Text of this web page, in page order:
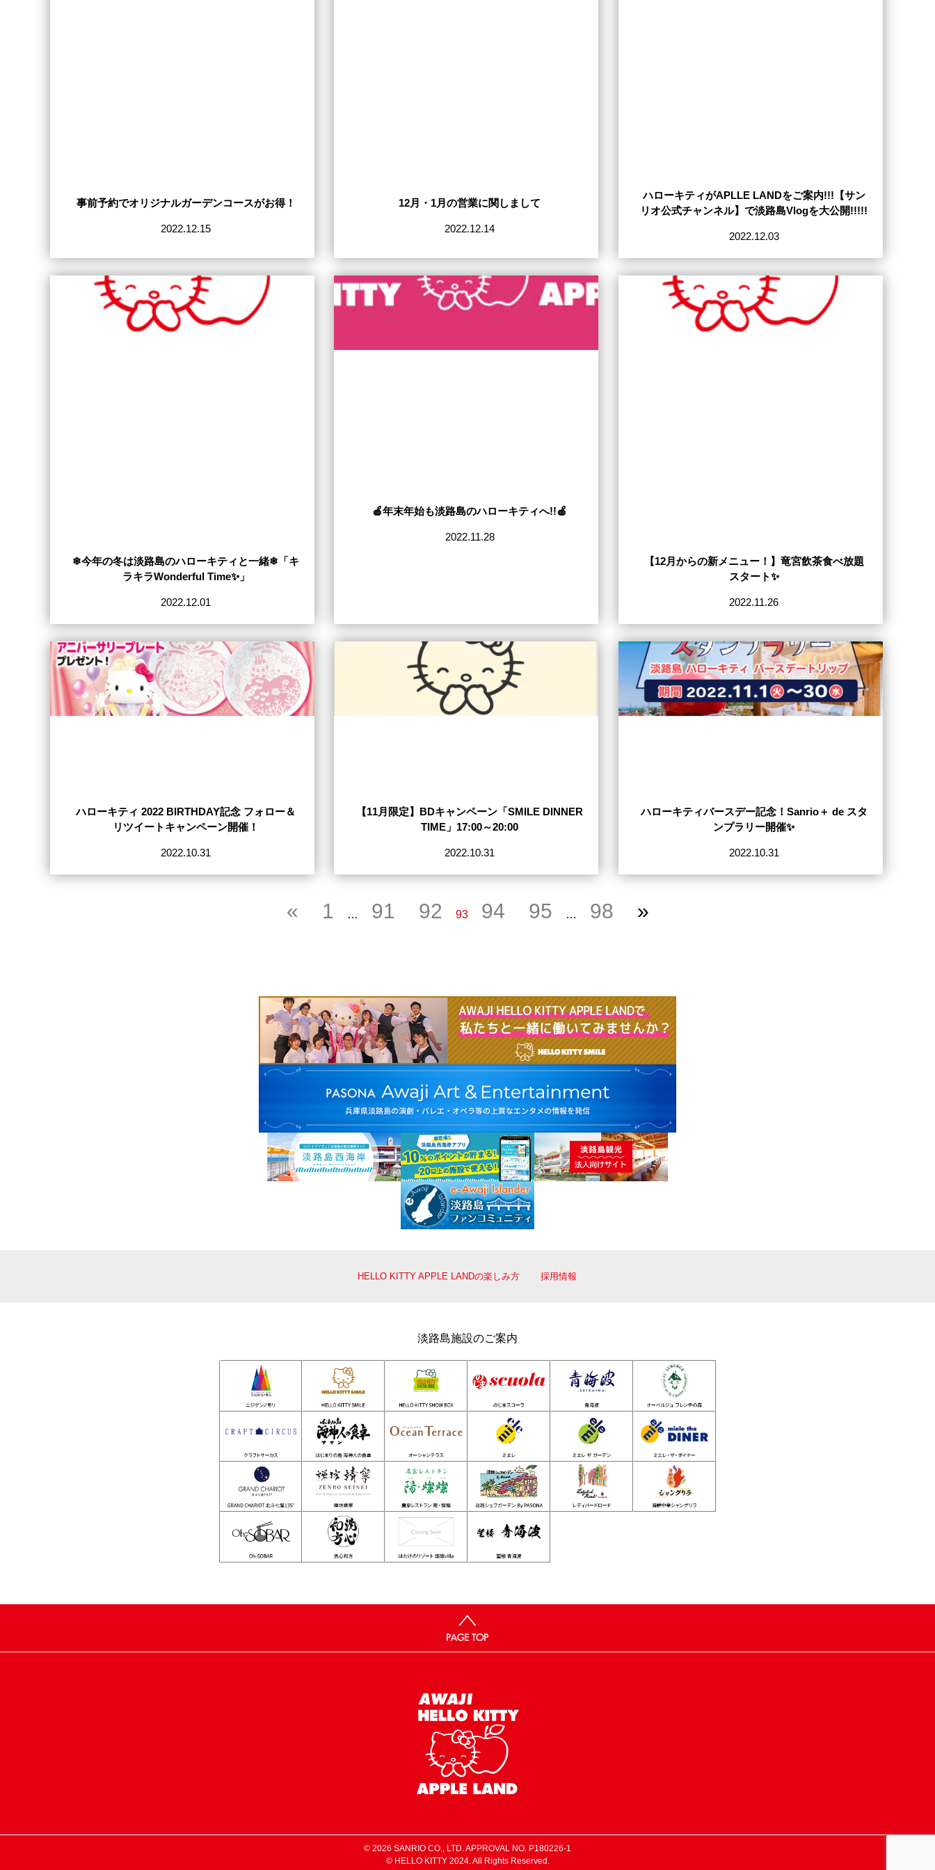
事前予約でオリジナルガーデンコースがお得！
2022.12.15
12月・1月の営業に関しまして
2022.12.14
ハローキティがAPLLE LANDをご案内!!!【サン
リオ公式チャンネル】で淡路島Vlogを大公開!!!!!
2022.12.03
❄今年の冬は淡路島のハローキティと一緒❄「キ
ラキラWonderful Time✨」
2022.12.01
🍎年末年始も淡路島のハローキティへ!!🍎
2022.11.28
【12月からの新メニュー！】竜宮飲茶食べ放題
スタート✨
2022.11.26
ハローキティ 2022 BIRTHDAY記念 フォロー＆
リツイートキャンペーン開催！
2022.10.31
【11月限定】BDキャンペーン「SMILE DINNER
TIME」17:00～20:00
2022.10.31
ハローキティバースデー記念！Sanrio＋ de スタ
ンプラリー開催✨
2022.10.31
« 1 … 91 92 93 94 95 … 98 »
HELLO KITTY APPLE LANDの楽しみ方 採用情報
淡路島施設のご案内
© 2026 SANRIO CO., LTD. APPROVAL NO. P180226-1
© HELLO KITTY 2024. All Rights Reserved.